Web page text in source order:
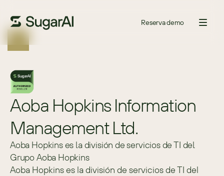
Reserva demo
Aoba Hopkins Information
Management Ltd.
Aoba Hopkins es la división de servicios de TI del
Grupo Aoba Hopkins
Aoba Hopkins es la división de servicios de TI del